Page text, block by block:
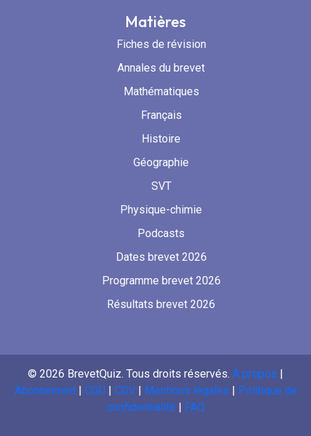
Matières
Fiches de révision
Annales du brevet
Mathématiques
Français
Histoire
Géographie
SVT
Physique-chimie
Podcasts
Dates brevet 2026
Programme brevet 2026
Résultats brevet 2026
© 2026 BrevetQuiz. Tous droits réservés. À propos |
Abonnement| CGU | CGV| Mentions légales | Politique de
confidentialité | FAQ